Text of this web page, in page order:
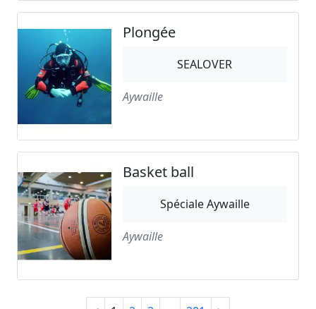
Plongée
SEALOVER
Aywaille
Basket ball
Spéciale Aywaille
Aywaille